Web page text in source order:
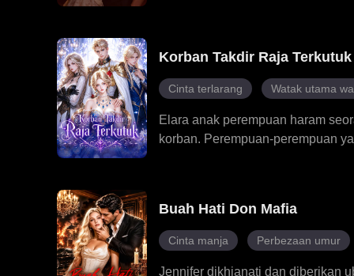
Meadow dan Alaric mula
muncul.
Korban Takdir Raja Terkutuk
Cinta terlarang Watak utama
Elara anak perempuan haram
korban. Perempuan-perempuan
terus hidup dan melawan,
Buah Hati Don Mafia
Cinta manja Perbezaan umur
Jennifer dikhianati dan diberikan